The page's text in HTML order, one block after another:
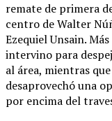
remate de primera
centro de Walter
Ezequiel Unsain.
intervino para
al área, mientras
desaprovechó una
por encima del